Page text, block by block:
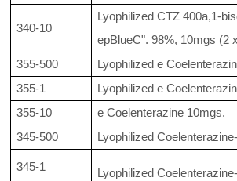
340-10
Lyophilized CTZ 400a,1-
epBlueC". 98%, 10mgs (2
355-500
Lyophilized e
355-1
Lyophilized e
355-10
e Coelenterazine 10mgs.
345-500
Lyophilized
345-1
Lyophilized